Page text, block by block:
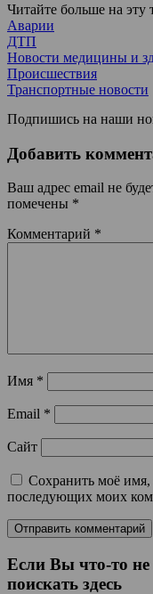
Читайте больше на эту
Аварии
ДТП
Новости медицины и
Происшествия
Транспортные новости
Подпишись на наши
Добавить
Ваш адрес email не
помечены *
Комментарий *
Имя *
Email *
Сайт
Сохранить моё имя,
последующих моих
Если Вы что-то
поискать здесь